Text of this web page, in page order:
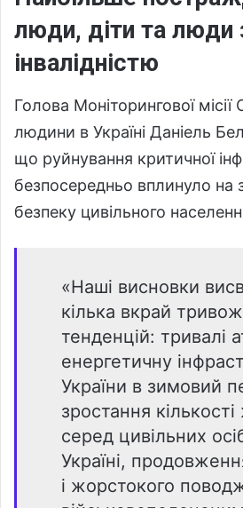
люди, діти та люди
інвалідністю
Голова Моніторингової
людини в Україні Даніель
що руйнування критичної
безпосередньо вплинуло на
безпеку цивільного
«Наші висновки
кілька вкрай
тенденцій: тривалі
енергетичну
України в зимовий
зростання
серед цивільних
Україні,
і жорстокого